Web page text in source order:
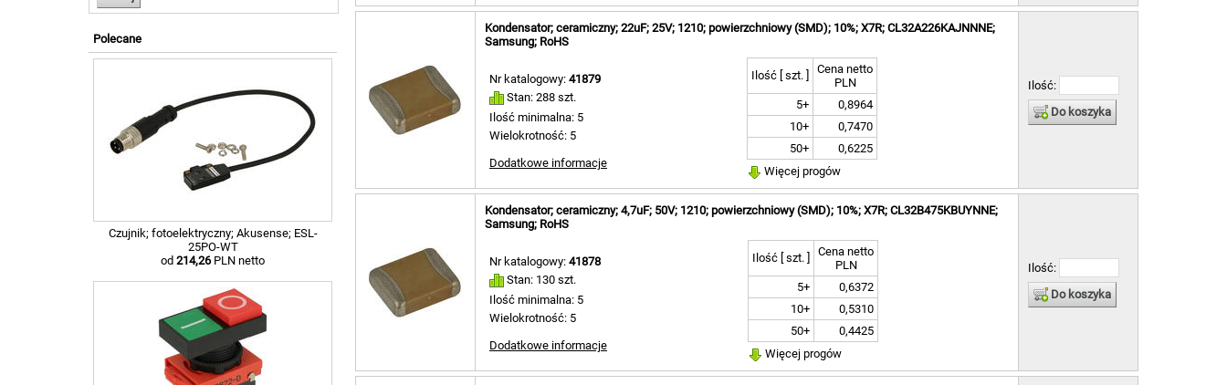
Polecane
Czujnik; fotoelektryczny; Akusense; ESL-
25PO-WT
od 214,26PLN netto
Kondensator; ceramiczny; 22uF; 25V; 1210; powierzchniowy (SMD); 10%; X7R; CL32A226KAJNNNE;
Samsung; RoHS
Nr katalogowy: 41879
Stan: 288 szt.
Ilość minimalna: 5
Wielokrotność: 5
Dodatkowe informacje
Ilość [ szt. ]
Cena netto
PLN
5+
0,8964
10+
0,7470
50+
0,6225
Więcej progów
Ilość:
Do koszyka
Kondensator; ceramiczny; 4,7uF; 50V; 1210; powierzchniowy (SMD); 10%; X7R; CL32B475KBUYNNE;
Samsung; RoHS
Nr katalogowy: 41878
Stan: 130 szt.
Ilość minimalna: 5
Wielokrotność: 5
Dodatkowe informacje
Ilość [ szt. ]
Cena netto
PLN
5+
0,6372
10+
0,5310
50+
0,4425
Więcej progów
Ilość:
Do koszyka